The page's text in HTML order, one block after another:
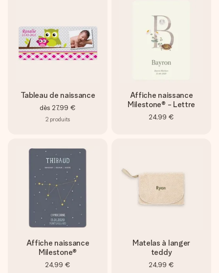
Tableau de naissance
dès 27,99 €
2 produits
Affiche naissance
Milestone® - Lettre
24,99 €
Affiche naissance
Milestone®
24,99 €
Matelas à langer
teddy
24,99 €